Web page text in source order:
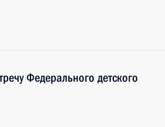
Федерального детского